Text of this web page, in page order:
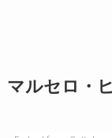
マルセロ・